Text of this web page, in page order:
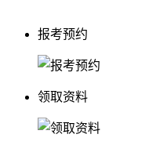
报考预约
领取资料